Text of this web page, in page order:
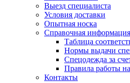
Выезд специалиста
Условия доставки
Опытная носка
Справочная информация
Таблица
Нормы выдачи
Спецодежда за
Правила работы
Контакты